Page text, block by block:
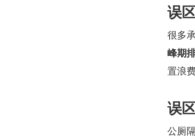
误
很多
峰期
置浪
误
公厕